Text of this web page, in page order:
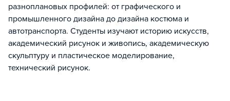
разноплановых профилей: от графического и
промышленного дизайна до дизайна костюма и
автотранспорта. Студенты изучают историю искусств,
академический рисунок и живопись, академическую
скульптуру и пластическое моделирование,
технический рисунок.